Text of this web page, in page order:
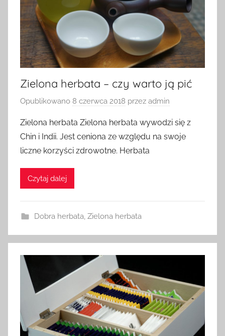
Zielona herbata – czy warto ją pić
Opublikowano 8 czerwca 2018 przez admin
Zielona herbata Zielona herbata wywodzi się z
Chin i Indii. Jest ceniona ze względu na swoje
liczne korzyści zdrowotne. Herbata
Czytaj dalej
Dobra herbata, Zielona herbata